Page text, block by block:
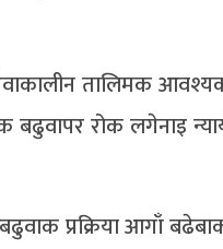
तालिमक
रोक लगेनाइ
प्रक्रिया आगाँ